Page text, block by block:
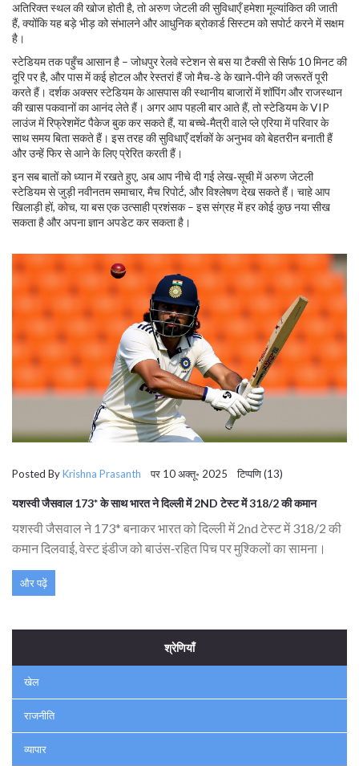
अतिरिक्त स्थल की खोज होती है, तो अरुण जेटली की सुविधाएँ हमेशा मूल्यांकित की जाती
हैं, क्योंकि यह बड़े भीड़ को संभालने और आधुनिक ब्रोकार्ड सिस्टम को सपोर्ट करने में सक्षम
है।
स्टेडियम तक पहुँच आसान है – जोधपुर रेलवे स्टेशन से बस या टैक्सी से सिर्फ 10 मिनट की
दूरि पर है, और पास में कई होटल और रेस्तरां हैं जो मैच‑डे के खाने‑पीने की जरूरतें पूरी
करते हैं। दर्शक अक्सर स्टेडियम के आसपास की स्थानीय बाजारों में शॉपिंग और राजस्थान
की खास पकवानों का आनंद लेते हैं। अगर आप पहली बार आते हैं, तो स्टेडियम के VIP
लाउंज में रिफ्रेशमेंट पैकेज बुक कर सकते हैं, या बच्चे‑मैत्री वाले प्ले एरिया में परिवार के
साथ समय बिता सकते हैं। इस तरह की सुविधाएँ दर्शकों के अनुभव को बेहतरीन बनाती हैं
और उन्हें फिर से आने के लिए प्रेरित करती हैं।
इन सब बातों को ध्यान में रखते हुए, अब आप नीचे दी गई लेख‑सूची में अरुण जेटली
स्टेडियम से जुड़ी नवीनतम समाचार, मैच रिपोर्ट, और विश्लेषण देख सकते हैं। चाहे आप
खिलाड़ी हों, कोच, या बस एक उत्साही प्रशंसक – इस संग्रह में हर कोई कुछ नया सीख
सकता है और अपना ज्ञान अपडेट कर सकता है।
Posted ByKrishna Prasanth पर 10 अक्तू॰ 2025 टिप्पणि (13)
यशस्वी जैसवाल 173* के साथ भारत ने दिल्ली में 2ND टेस्ट में 318/2 की कमान
यशस्वी जैसवाल ने 173* बनाकर भारत को दिल्ली में 2nd टेस्ट में 318/2 की
कमान दिलवाई, वेस्ट इंडीज को बाउंस‑रहित पिच पर मुश्किलों का सामना।
और पढ़ें
श्रेणियाँ
खेल
राजनीति
व्यापार